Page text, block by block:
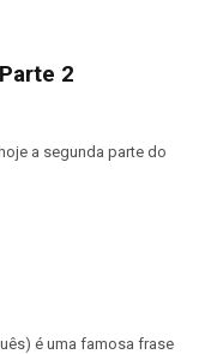
2
a segunda parte do
é uma famosa frase